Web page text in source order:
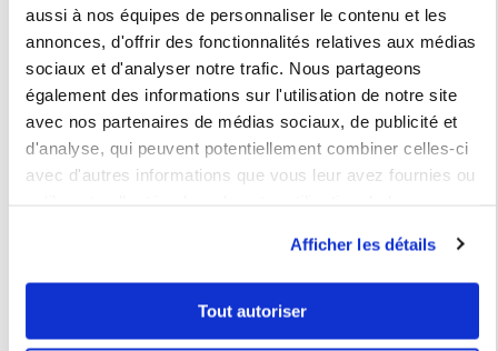
aussi à nos équipes de personnaliser le contenu et les
annonces, d'offrir des fonctionnalités relatives aux médias
sociaux et d'analyser notre trafic. Nous partageons
également des informations sur l'utilisation de notre site
avec nos partenaires de médias sociaux, de publicité et
d'analyse, qui peuvent potentiellement combiner celles-ci
avec d'autres informations que vous leur avez fournies ou
Afficher les détails
Tout autoriser
1 étape
1
déposer 4 tranches de pain de mie
verser la moitié de ce mélanger sur le
pain de mie. Ajouter la tapenade, la